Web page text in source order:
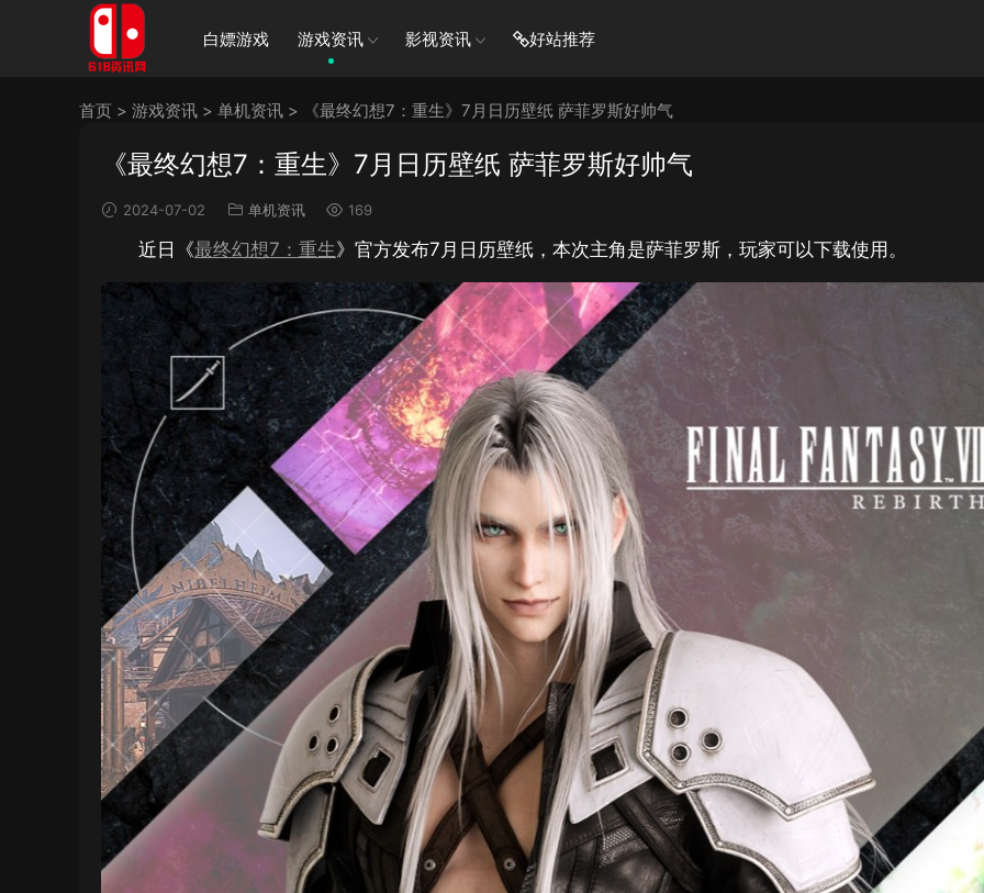
白嫖游戏 游戏资讯 影视资讯 好站推荐
首页 > 游戏资讯 > 单机资讯 > 《最终幻想7：重生》7月日历壁纸 萨菲罗斯好帅气
《最终幻想7：重生》7月日历壁纸 萨菲罗斯好帅气
2024-07-02 单机资讯 169
近日《最终幻想7：重生》官方发布7月日历壁纸，本次主角是萨菲罗斯，玩家可以下载使用。